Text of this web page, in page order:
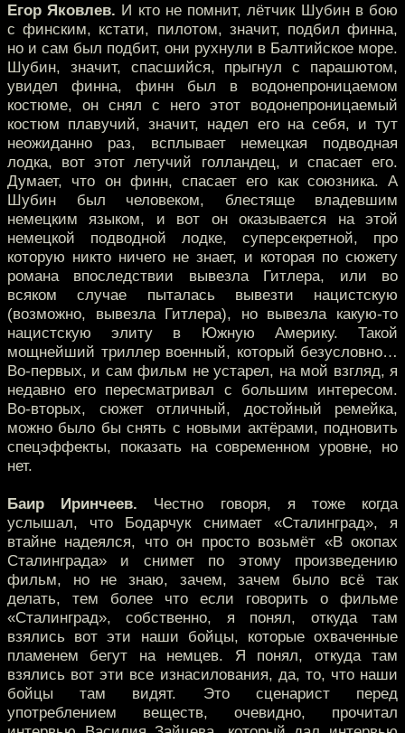
Егор Яковлев. И кто не помнит, лётчик Шубин в бою
с финским, кстати, пилотом, значит, подбил финна,
но и сам был подбит, они рухнули в Балтийское море.
Шубин, значит, спасшийся, прыгнул с парашютом,
увидел финна, финн был в водонепроницаемом
костюме, он снял с него этот водонепроницаемый
костюм плавучий, значит, надел его на себя, и тут
неожиданно раз, всплывает немецкая подводная
лодка, вот этот летучий голландец, и спасает его.
Думает, что он финн, спасает его как союзника. А
Шубин был человеком, блестяще владевшим
немецким языком, и вот он оказывается на этой
немецкой подводной лодке, суперсекретной, про
которую никто ничего не знает, и которая по сюжету
романа впоследствии вывезла Гитлера, или во
всяком случае пыталась вывезти нацистскую
(возможно, вывезла Гитлера), но вывезла какую-то
нацистскую элиту в Южную Америку. Такой
мощнейший триллер военный, который безусловно…
Во-первых, и сам фильм не устарел, на мой взгляд, я
недавно его пересматривал с большим интересом.
Во-вторых, сюжет отличный, достойный ремейка,
можно было бы снять с новыми актёрами, подновить
спецэффекты, показать на современном уровне, но
нет.
Баир Иринчеев. Честно говоря, я тоже когда
услышал, что Бодарчук снимает «Сталинград», я
втайне надеялся, что он просто возьмёт «В окопах
Сталинграда» и снимет по этому произведению
фильм, но не знаю, зачем, зачем было всё так
делать, тем более что если говорить о фильме
«Сталинград», собственно, я понял, откуда там
взялись вот эти наши бойцы, которые охваченные
пламенем бегут на немцев. Я понял, откуда там
взялись вот эти все изнасилования, да, то, что наши
бойцы там видят. Это сценарист перед
употреблением веществ, очевидно, прочитал